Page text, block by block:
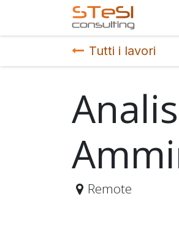
Passa al contenuto
Tutti i lavori
Remote